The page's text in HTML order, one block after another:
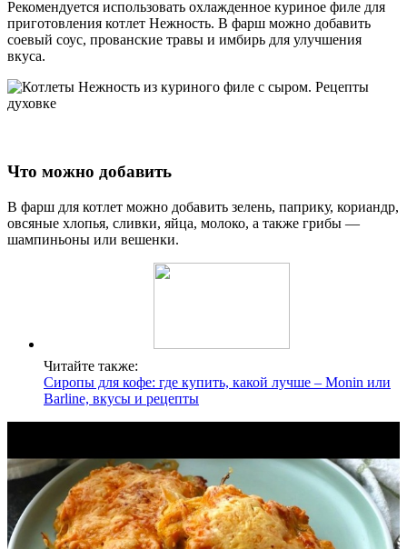
Рекомендуется использовать охлажденное куриное филе для
приготовления котлет Нежность. В фарш можно добавить
соевый соус, прованские травы и имбирь для улучшения
вкуса.
Что можно добавить
В фарш для котлет можно добавить зелень, паприку, кориандр,
овсяные хлопья, сливки, яйца, молоко, а также грибы —
шампиньоны или вешенки.
Читайте также:
Сиропы для кофе: где купить, какой лучше – Monin или
Вarline, вкусы и рецепты